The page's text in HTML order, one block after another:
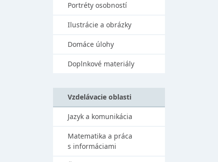
Portréty osobností
Ilustrácie a obrázky
Domáce úlohy
Doplnkové materiály
Vzdelávacie oblasti
Jazyk a komunikácia
Matematika a práca
s informáciami